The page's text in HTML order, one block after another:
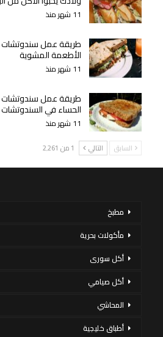
11 شهر منذ
طريقة عمل سندوتشات
الأطعمة المشوية
11 شهر منذ
طريقة عمل سندوتشات
الحساء في السندوتشات
11 شهر منذ
السابق التالي 1 من 2٬261
مطبخ
مأكولات بحرية
أكل سورى
أكل صيامي
المحاشي
أطباق خليجية